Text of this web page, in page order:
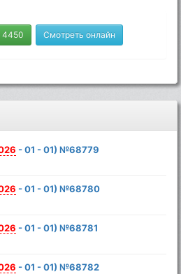
4450 Смотреть онлайн
- 01 - 01) №68779
- 01 - 01) №68780
- 01 - 01) №68781
- 01 - 01) №68782